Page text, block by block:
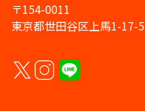
〒154-0011
東京都世田谷区上馬1-17-5